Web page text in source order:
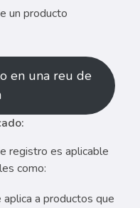
un producto
en una reu de
registro es aplicable
como:
aplica a productos que